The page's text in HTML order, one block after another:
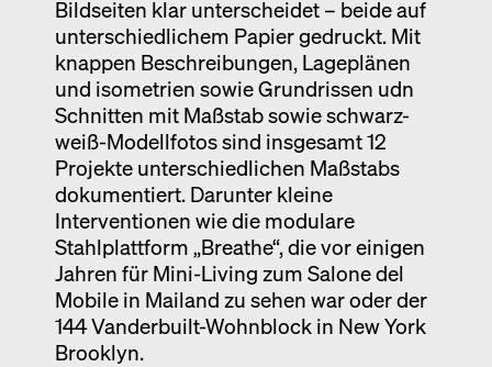
Bildseiten klar unterscheidet – beide auf
unterschiedlichem Papier gedruckt. Mit
knappen Beschreibungen, Lageplänen
und isometrien sowie Grundrissen udn
Schnitten mit Maßstab sowie schwarz-
weiß-Modellfotos sind insgesamt 12
Projekte unterschiedlichen Maßstabs
dokumentiert. Darunter kleine
Interventionen wie die modulare
Stahlplattform „Breathe“, die vor einigen
Jahren für Mini-Living zum Salone del
Mobile in Mailand zu sehen war oder der
144 Vanderbuilt-Wohnblock in New York
Brooklyn.